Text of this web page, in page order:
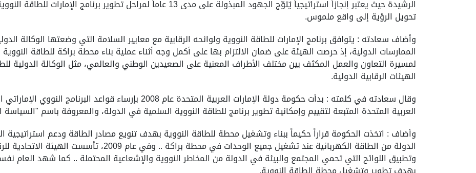
الرشيدة حيث يعتبر إنجازاً استراتيجياً يُتوّج الجهود المبذولة على مدى 13 عاماً
تحويل الرؤية إلى واقع ملموس.
وأضاف سعادته : يتوافق برنامج الإمارات للطاقة النووية ولوائحه الرقابية مع معايير السلامة التي وضعتها الوكالة
الممارسات الدولية، إذ حرصت الهيئة على ضمان الالتزام بها على أكمل وجه أثناء عملية بناء محطة براكة للطاقة النووية
لمسيرة التعاون والعمل المكثف بين مختلف الأطراف المعنية على الصعيدين الوطني والعالمي، مثل الوكالة الدولية
الهيئات الرقابية الدولية.
وقال سعادته في كلمته : بدأت حكومة دولة الإمارات العربية المتحدة عام 2008
العربية المتحدة المتبعة لتقييم وإمكانية تطوير برنامج للطاقة النووية السلمية في الدولة، والمعروفة باسم "السياسة
الدولة من الطاقة الكهربائية عند تشغيل جميع الوحدات في محطة
وتطبيق اللوائح التي تحمي المجتمع والبيئة في الدولة من المخاطر النووية والإشعاعية المحتملة .. كما شهد العام